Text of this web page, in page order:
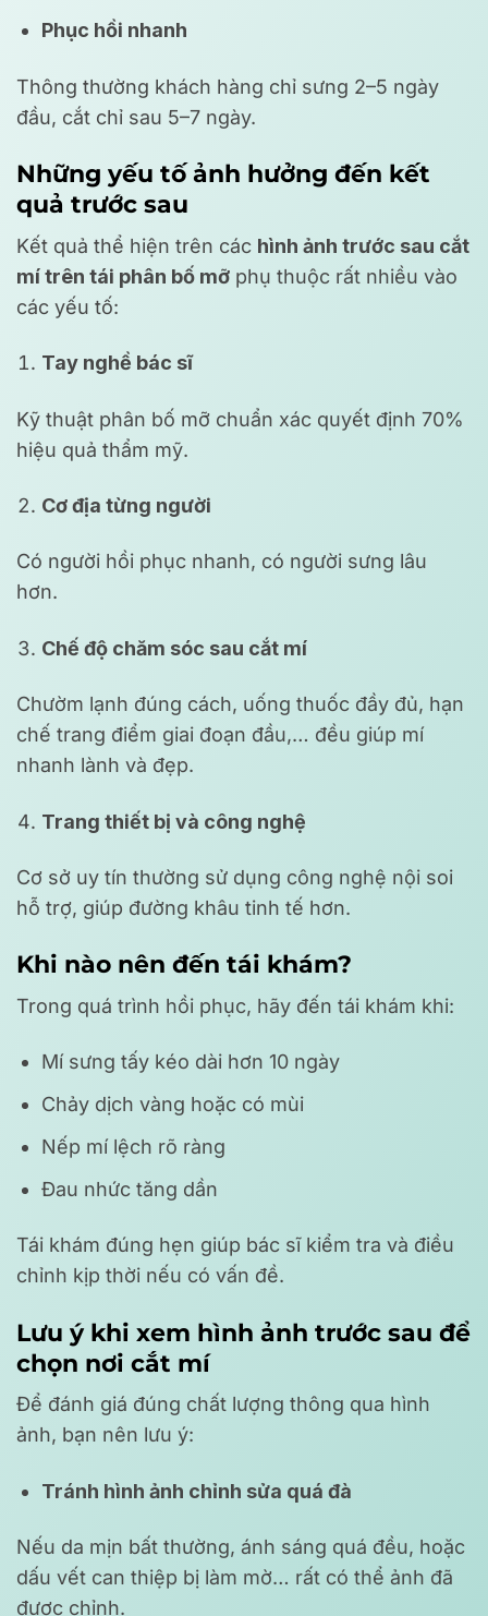
Phục hồi nhanh
Thông thường khách hàng chỉ sưng 2–5 ngày
đầu, cắt chỉ sau 5–7 ngày.
Những yếu tố ảnh hưởng đến kết
quả trước sau
Kết quả thể hiện trên các hình ảnh trước sau cắt
mí trên tái phân bố mỡ phụ thuộc rất nhiều vào
các yếu tố:
Tay nghề bác sĩ
Kỹ thuật phân bố mỡ chuẩn xác quyết định 70%
hiệu quả thẩm mỹ.
Cơ địa từng người
Có người hồi phục nhanh, có người sưng lâu
hơn.
Chế độ chăm sóc sau cắt mí
Chườm lạnh đúng cách, uống thuốc đầy đủ, hạn
chế trang điểm giai đoạn đầu,… đều giúp mí
nhanh lành và đẹp.
Trang thiết bị và công nghệ
Cơ sở uy tín thường sử dụng công nghệ nội soi
hỗ trợ, giúp đường khâu tinh tế hơn.
Khi nào nên đến tái khám?
Trong quá trình hồi phục, hãy đến tái khám khi:
Mí sưng tấy kéo dài hơn 10 ngày
Chảy dịch vàng hoặc có mùi
Nếp mí lệch rõ ràng
Đau nhức tăng dần
Tái khám đúng hẹn giúp bác sĩ kiểm tra và điều
chỉnh kịp thời nếu có vấn đề.
Lưu ý khi xem hình ảnh trước sau để
chọn nơi cắt mí
Để đánh giá đúng chất lượng thông qua hình
ảnh, bạn nên lưu ý:
Tránh hình ảnh chỉnh sửa quá đà
Nếu da mịn bất thường, ánh sáng quá đều, hoặc
dấu vết can thiệp bị làm mờ… rất có thể ảnh đã
được chỉnh.